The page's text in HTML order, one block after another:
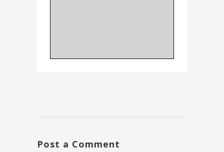
Post a Comment